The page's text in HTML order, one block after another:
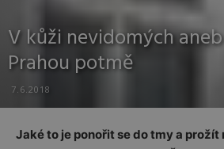
V kůži nevidomých
Prahou potmě
7.6.2018
Jaké to je ponořit se do tmy a